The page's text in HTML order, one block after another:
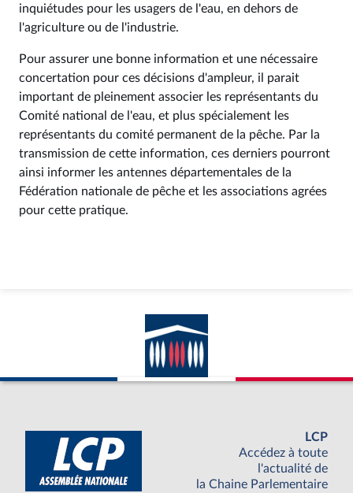
inquiétudes pour les usagers de l'eau, en dehors de
l'agriculture ou de l'industrie.
Pour assurer une bonne information et une nécessaire
concertation pour ces décisions d'ampleur, il parait
important de pleinement associer les représentants du
Comité national de l'eau, et plus spécialement les
représentants du comité permanent de la pêche. Par la
transmission de cette information, ces derniers pourront
ainsi informer les antennes départementales de la
Fédération nationale de pêche et les associations agrées
pour cette pratique.
LCP
Accédez à toute
l'actualité de
la Chaine Parlementaire